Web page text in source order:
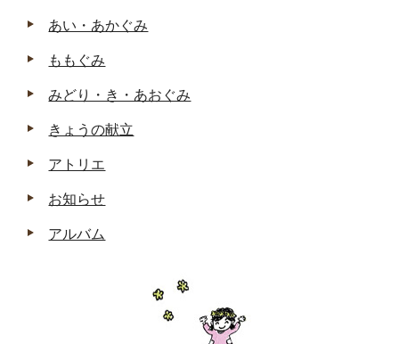
あい・あかぐみ
ももぐみ
みどり・き・あおぐみ
きょうの献立
アトリエ
お知らせ
アルバム